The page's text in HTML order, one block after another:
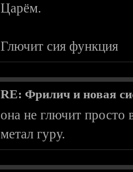
Царём.
Глючит сия функция
RE: Фрилич и новая
она не глючит просто
метал гуру.